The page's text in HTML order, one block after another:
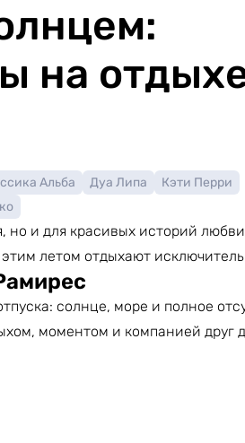
на
Альба Дуа Липа
Кэти Перри
но и для красивых историй
летом отдыхают
солнце, море и полное
моментом и компанией друг